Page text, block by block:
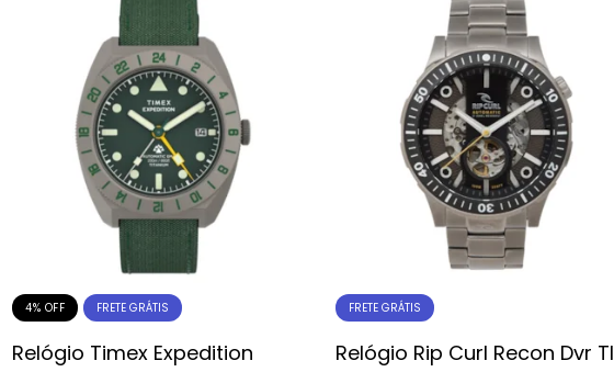
4% OFF FRETE GRÁTIS
Relógio Timex Expedition
FRETE GRÁTIS
Relógio Rip Curl Recon Dvr TI